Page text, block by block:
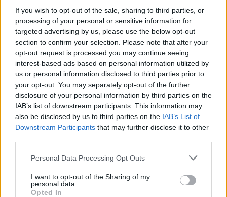
If you wish to opt-out of the sale, sharing to third parties, or
processing of your personal or sensitive information for
targeted advertising by us, please use the below opt-out
section to confirm your selection. Please note that after your
opt-out request is processed you may continue seeing
interest-based ads based on personal information utilized by
us or personal information disclosed to third parties prior to
your opt-out. You may separately opt-out of the further
disclosure of your personal information by third parties on the
IAB’s list of downstream participants. This information may
also be disclosed by us to third parties on the IAB’s List of
Downstream Participants that may further disclose it to other
Personal Data Processing Opt Outs
I want to opt-out of the Sharing of my
personal data.
Opted In
R
C
A
Portal da internet do cachorro da raça west:
I
G
Banda do disco Future Days (ing.):
C
A
N
Sigla da famosa Cable News Network:
T I M A